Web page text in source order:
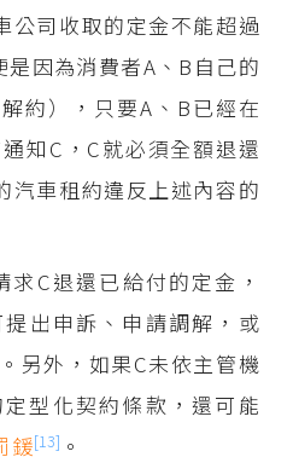
公司收取的定金不能超過
因為消費者A、B自己的
約），只要A、B已經在
知C，C就必須全額退還
汽車租約違反上述內容的
求C退還已給付的定金，
出申訴、申請調解，或
另外，如果C未依主管機
型化契約條款，還可能
鍰[13] 。